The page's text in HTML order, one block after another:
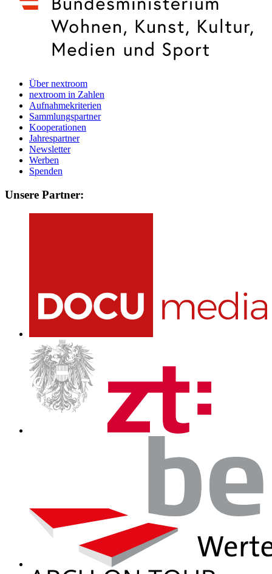
Über nextroom
nextroom in Zahlen
Aufnahmekriterien
Sammlungspartner
Kooperationen
Jahrespartner
Newsletter
Werben
Spenden
Unsere Partner: